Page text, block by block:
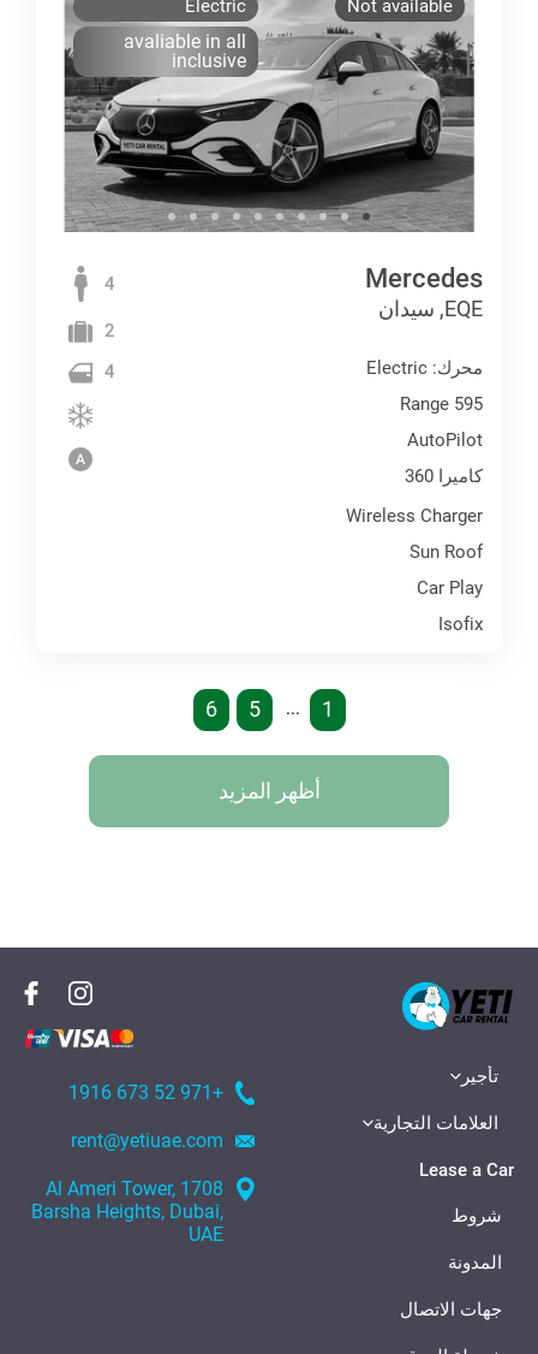
Not available
Electric
avaliable in all
inclusive
Mercedes
EQE, سيدان
محرك: Electric
Range 595
AutoPilot
كاميرا 360
Wireless Charger
Sun Roof
Car Play
Isofix
4
2
4
1
...
5
6
أظهر المزيد
تأجير
العلامات التجارية
Lease a Car
شروط
المدونة
جهات الاتصال
+971 52 673 1916
rent@yetiuae.com
1708 Al Ameri Tower,
Barsha Heights, Dubai,
UAE